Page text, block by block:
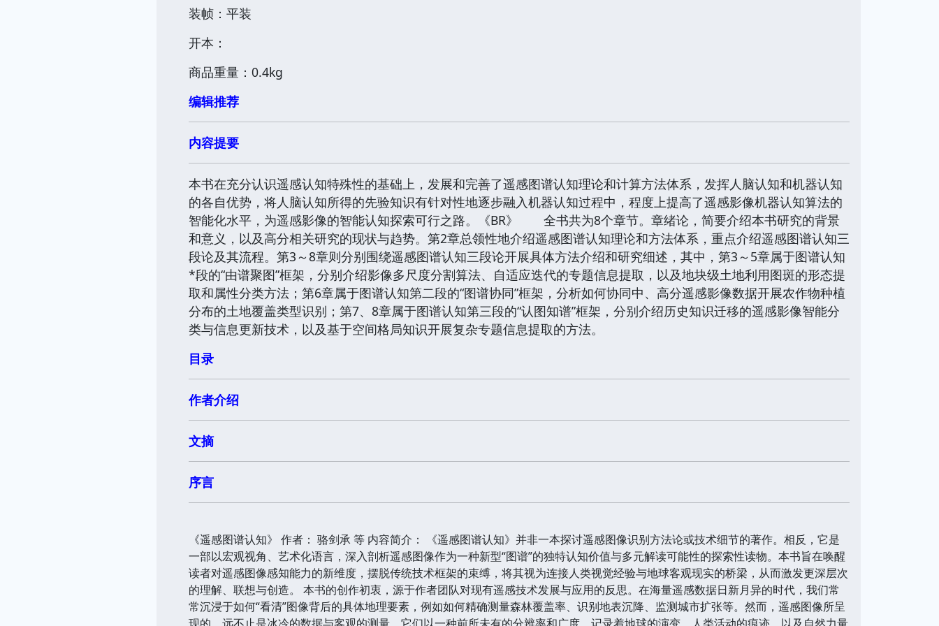
装帧：平装
开本：
商品重量：0.4kg
编辑推荐
内容提要
本书在充分认识遥感认知特殊性的基础上，发展和完善了遥感图谱认知理论和计算方法体系，发挥人脑认知和机器认知
的各自优势，将人脑认知所得的先验知识有针对性地逐步融入机器认知过程中，程度上提高了遥感影像机器认知算法的
智能化水平，为遥感影像的智能认知探索可行之路。《BR》 全书共为8个章节。章绪论，简要介绍本书研究的背景
和意义，以及高分相关研究的现状与趋势。第2章总领性地介绍遥感图谱认知理论和方法体系，重点介绍遥感图谱认知三
段论及其流程。第3～8章则分别围绕遥感图谱认知三段论开展具体方法介绍和研究细述，其中，第3～5章属于图谱认知
*段的“由谱聚图”框架，分别介绍影像多尺度分割算法、自适应迭代的专题信息提取，以及地块级土地利用图斑的形态提
取和属性分类方法；第6章属于图谱认知第二段的“图谱协同”框架，分析如何协同中、高分遥感影像数据开展农作物种植
分布的土地覆盖类型识别；第7、8章属于图谱认知第三段的“认图知谱”框架，分别介绍历史知识迁移的遥感影像智能分
类与信息更新技术，以及基于空间格局知识开展复杂专题信息提取的方法。
目录
作者介绍
文摘
序言
《遥感图谱认知》 作者： 骆剑承 等 内容简介： 《遥感图谱认知》并非一本探讨遥感图像识别方法论或技术细节的著作。相反，它是
一部以宏观视角、艺术化语言，深入剖析遥感图像作为一种新型“图谱”的独特认知价值与多元解读可能性的探索性读物。本书旨在唤醒
读者对遥感图像感知能力的新维度，摆脱传统技术框架的束缚，将其视为连接人类视觉经验与地球客观现实的桥梁，从而激发更深层次
的理解、联想与创造。 本书的创作初衷，源于作者团队对现有遥感技术发展与应用的反思。在海量遥感数据日新月异的时代，我们常
常沉浸于如何“看清”图像背后的具体地理要素，例如如何精确测量森林覆盖率、识别地表沉降、监测城市扩张等。然而，遥感图像所呈